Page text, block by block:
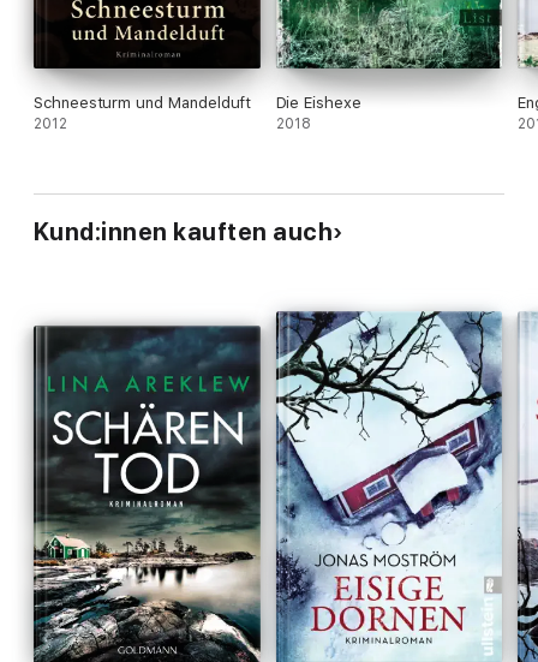
Schneesturm und Mandelduft
2012
Die Eishexe
2018
Kund:innen kauften auch